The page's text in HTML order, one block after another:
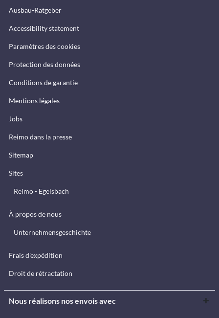
Ausbau-Ratgeber
Accessibility statement
Paramètres des cookies
Protection des données
Conditions de garantie
Mentions légales
Jobs
Reimo dans la presse
Sitemap
Sites
Reimo - Egelsbach
À propos de nous
Unternehmensgeschichte
Frais d'expédition
Droit de rétractation
Nous réalisons nos envois avec